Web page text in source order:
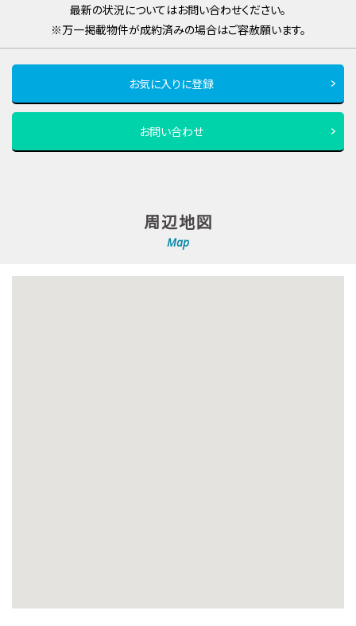
最新の状況についてはお問い合わせください。
※万一掲載物件が成約済みの場合はご容赦願います。
お気に入りに登録
お問い合わせ
周辺地図
Map